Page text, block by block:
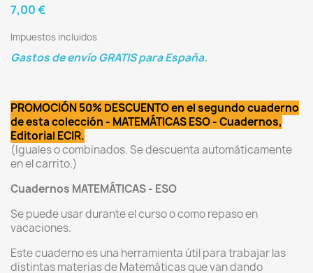
7,00 €
Impuestos incluidos
Gastos de envío GRATIS para España.
PROMOCIÓN 50% DESCUENTO en el segundo cuaderno
de esta colección - MATEMÁTICAS ESO - Cuadernos,
Editorial ECIR.
(Iguales o combinados. Se descuenta automáticamente
en el carrito.)
Cuadernos MATEMÁTICAS - ESO
Se puede usar durante el curso o como repaso en
vacaciones.
Este cuaderno es una herramienta útil para trabajar las
distintas materias de Matemáticas que van dando